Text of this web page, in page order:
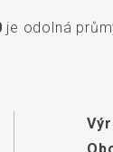
je odolná